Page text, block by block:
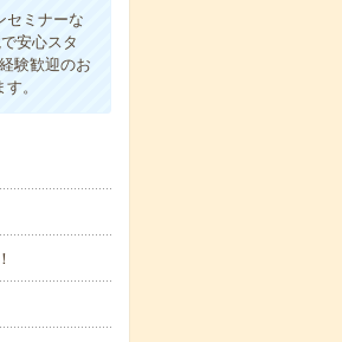
セミナーな
安心スタ
験歓迎のお
。